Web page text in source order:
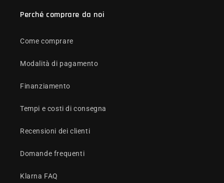
Perché comprare da noi
Come comprare
Modalità di pagamento
Finanziamento
Tempi e costi di consegna
Recensioni dei clienti
Domande frequenti
Klarna FAQ